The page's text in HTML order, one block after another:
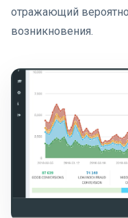
отражающий
возникновения.